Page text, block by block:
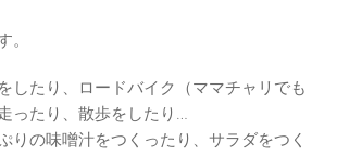
したり、ロードバイク（ママチャリでも
ったり、散歩をしたり…
りの味噌汁をつくったり、サラダをつく